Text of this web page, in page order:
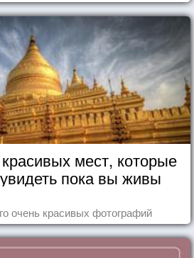
мест, которые
пока вы живы
очень красивых фотографий